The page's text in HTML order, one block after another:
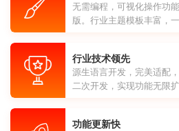
无需编程，可视化操作功
版。行业主题模板丰富，
行业技术领先
源生语言开发，完美适配
二次开发，实现功能无限
功能更新快